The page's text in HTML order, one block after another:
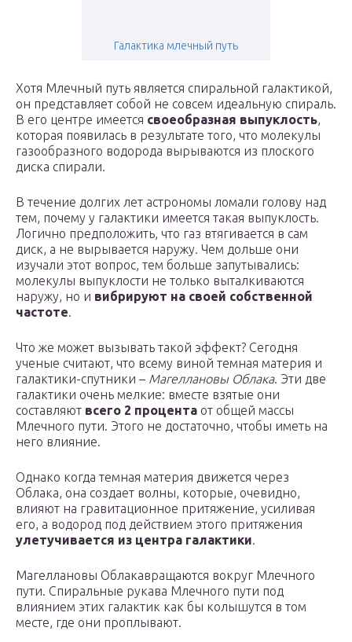
Галактика млечный путь
Хотя Млечный путь является спиральной галактикой,
он представляет собой не совсем идеальную спираль.
В его центре имеется своеобразная выпуклость,
которая появилась в результате того, что молекулы
газообразного водорода вырываются из плоского
диска спирали.
В течение долгих лет астрономы ломали голову над
тем, почему у галактики имеется такая выпуклость.
Логично предположить, что газ втягивается в сам
диск, а не вырывается наружу. Чем дольше они
изучали этот вопрос, тем больше запутывались:
молекулы выпуклости не только выталкиваются
наружу, но и вибрируют на своей собственной
частоте.
Что же может вызывать такой эффект? Сегодня
ученые считают, что всему виной темная материя и
галактики-спутники – Магеллановы Облака. Эти две
галактики очень мелкие: вместе взятые они
составляют всего 2 процента от общей массы
Млечного пути. Этого не достаточно, чтобы иметь на
него влияние.
Однако когда темная материя движется через
Облака, она создает волны, которые, очевидно,
влияют на гравитационное притяжение, усиливая
его, а водород под действием этого притяжения
улетучивается из центра галактики.
Магеллановы Облакавращаются вокруг Млечного
пути. Спиральные рукава Млечного пути под
влиянием этих галактик как бы колышутся в том
месте, где они проплывают.